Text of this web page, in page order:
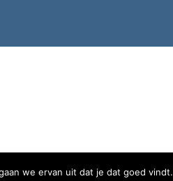
we ervan uit dat je dat goed vindt.